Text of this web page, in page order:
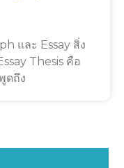
และ Essay สิ่ง
Thesis คือ
ดถึง